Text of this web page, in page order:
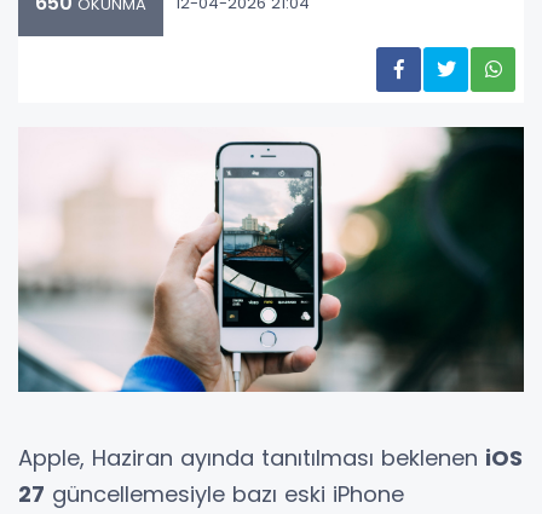
Apple, Haziran ayında tanıtılması beklenen iOS
27 güncellemesiyle bazı eski iPhone